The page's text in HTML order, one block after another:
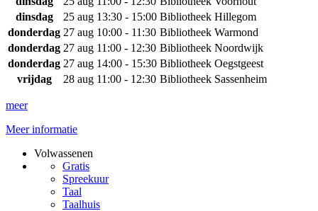
dinsdag
25 aug 13:30 - 15:00 Bibliotheek Hillegom
donderdag 27 aug 10:00 - 11:30 Bibliotheek Warmond
donderdag 27 aug 11:00 - 12:30 Bibliotheek Noordwijk
donderdag 27 aug 14:00 - 15:30 Bibliotheek Oegstgeest
vrijdag
28 aug 11:00 - 12:30 Bibliotheek Sassenheim
meer
Meer informatie
Volwassenen
Gratis
Spreekuur
Taal
Taalhuis